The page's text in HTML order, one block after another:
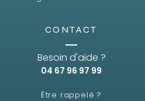
CONTACT
Besoin d'aide ?
04 67 96 97 99
Être rappelé ?